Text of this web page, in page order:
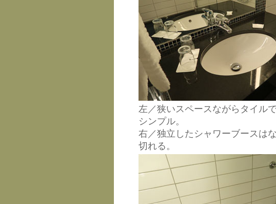
左／狭いスペースながらタイル
シンプル。
右／独立したシャワーブースは
切れる。